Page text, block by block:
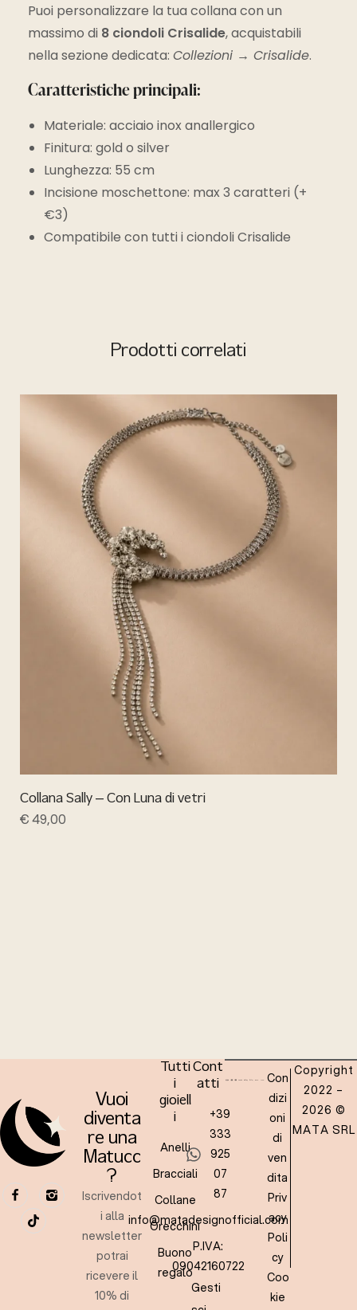
Puoi personalizzare la tua collana con un
massimo di 8 ciondoli Crisalide, acquistabili
nella sezione dedicata: Collezioni → Crisalide.
Caratteristiche principali:
Materiale: acciaio inox anallergico
Finitura: gold o silver
Lunghezza: 55 cm
Incisione moschettone: max 3 caratteri (+
€3)
Compatibile con tutti i ciondoli Crisalide
Prodotti correlati
Collana Sally – Con Luna di vetri
€49,00
Vuoi
diventa
re una
Matucc
?
Iscrivendot
i alla
newsletter
potrai
ricevere il
10% di
Tutti
i
gioiell
i
Anelli
Bracciali
Collane
Orecchini
Buono
regalo
Cont
atti
+39
333
925
07
87
info@matadesignofficial.com
P.IVA:
09042160722
Gesti
Con
dizi
oni
di
ven
dita
Priv
acy
Poli
cy
Coo
kie
Copyright
2022 –
2026 ©
MATA SRL